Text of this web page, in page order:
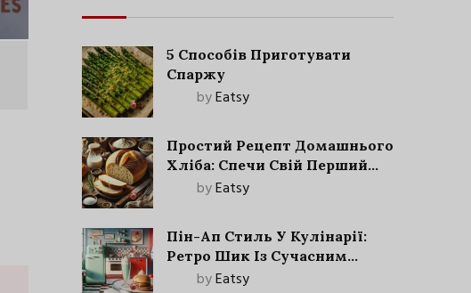
5 Способів Приготувати
Спаржу
byEatsy
Простий Рецепт Домашнього
Хліба: Спечи Свій Перший
Запашний Хліб!
byEatsy
Пін-Ап Стиль У Кулінарії:
Ретро Шик Із Сучасним
Акцентом
byEatsy